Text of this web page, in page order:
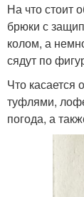
На что стоит
брюки с
колом, а
сядут по
Что касается
туфлями,
погода, а